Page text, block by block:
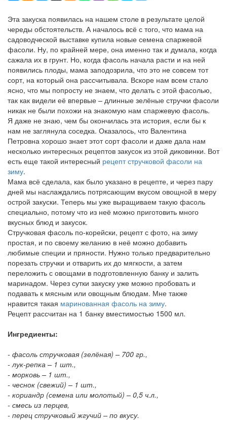
Эта закуска появилась на нашем столе в результате целой
череды обстоятельств. А началось всё с того, что мама на
садоводческой выставке купила новые семена спаржевой
фасоли. Ну, по крайней мере, она именно так и думала, когда
сажала их в грунт. Но, когда фасоль начала расти и на ней
появились плоды, мама заподозрила, что это не совсем тот
сорт, на который она рассчитывала. Вскоре нам всем стало
ясно, что мы попросту не знаем, что делать с этой фасолью,
так как видели её впервые – длинные зелёные стручки фасоли
никак не были похожи на знакомую нам спаржевую фасоль.
Я даже не знаю, чем бы окончилась эта история, если бы к
нам не заглянула соседка. Оказалось, что Валентина
Петровна хорошо знает этот сорт фасоли и даже дала нам
несколько интересных рецептов закусок из этой диковинки. Вот
есть еще такой интересный рецепт стручковой фасоли на
зиму.
Мама всё сделала, как было указано в рецепте, и через пару
дней мы наслаждались потрясающим вкусом овощной в меру
острой закуски. Теперь мы уже выращиваем такую фасоль
специально, потому что из неё можно приготовить много
вкусных блюд и закусок.
Стручковая фасоль по-корейски, рецепт с фото, на зиму
простая, и по своему желанию в неё можно добавить
любимые специи и пряности. Нужно только предварительно
порезать стручки и отварить их до мягкости, а затем
переложить с овощами в подготовленную банку и залить
маринадом. Через сутки закуску уже можно пробовать и
подавать к мясным или овощным блюдам. Мне также
нравится такая маринованная фасоль на зиму.
Рецепт рассчитан на 1 банку вместимостью 1500 мл.
Ингредиенты:
- фасоль стручковая (зелёная) – 700 гр.,
- лук-репка – 1 шт.,
- морковь – 1 шт.,
- чеснок (свежий) – 1 шт.,
- кориандр (семена или молотый) – 0,5 ч.л.,
- смесь из перцев,
- перец стручковый жгучий – по вкусу.